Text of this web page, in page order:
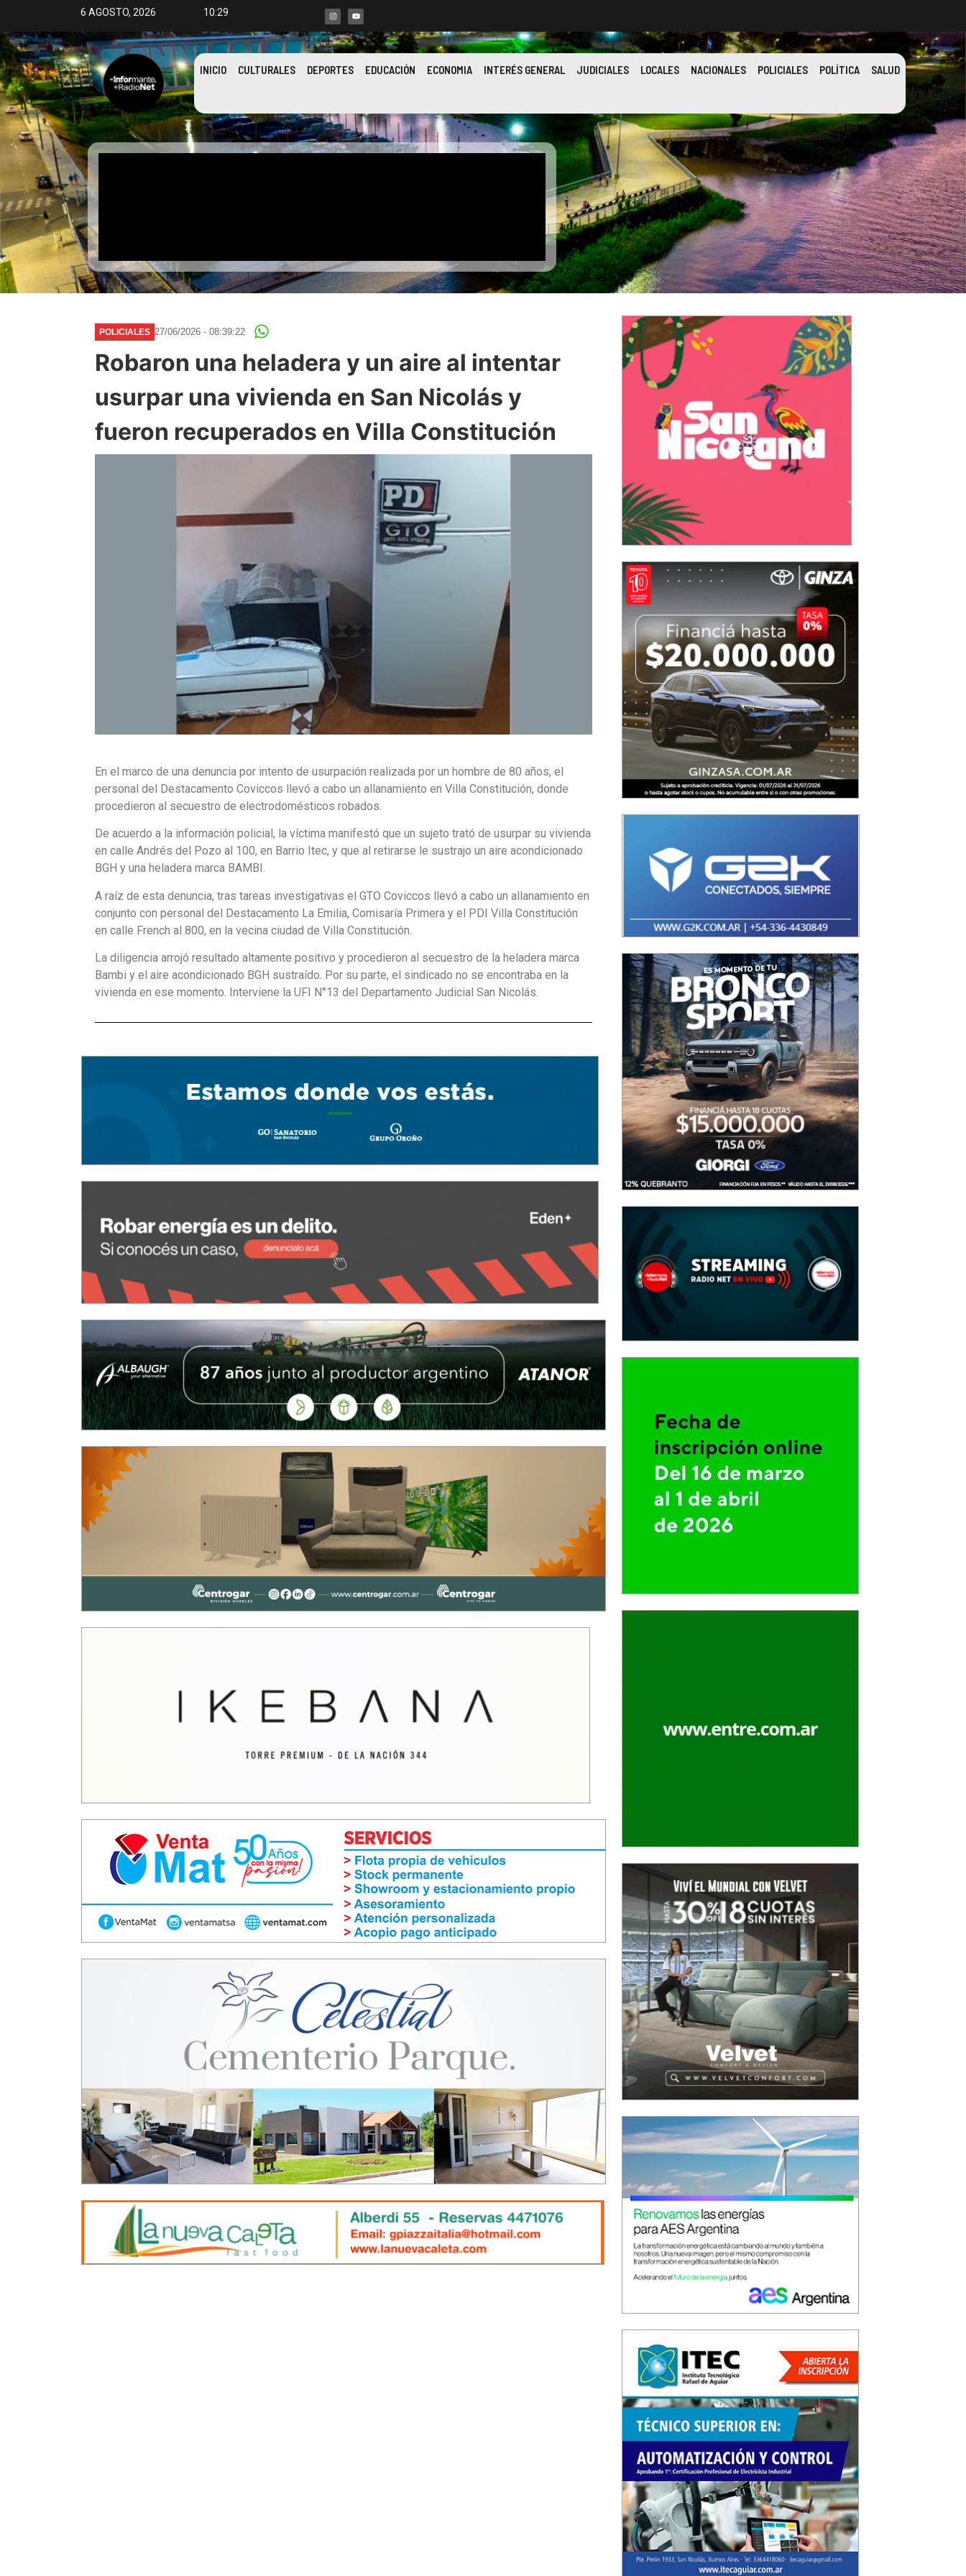
6 AGOSTO, 2026 10:29
INICIO CULTURALES DEPORTES EDUCACIÓN ECONOMIA INTERÉS GENERAL JUDICIALES LOCALES NACIONALES POLICIALES POLÍTICA SALUD
POLICIALES 27/06/2026 - 08:39:22
Robaron una heladera y un aire al intentar
usurpar una vivienda en San Nicolás y
fueron recuperados en Villa Constitución
En el marco de una denuncia por intento de usurpación realizada por un hombre de 80 años, el
personal del Destacamento Coviccos llevó a cabo un allanamiento en Villa Constitución, donde
procedieron al secuestro de electrodomésticos robados.
De acuerdo a la información policial, la víctima manifestó que un sujeto trató de usurpar su vivienda
en calle Andrés del Pozo al 100, en Barrio Itec, y que al retirarse le sustrajo un aire acondicionado
BGH y una heladera marca BAMBI.
A raíz de esta denuncia, tras tareas investigativas el GTO Coviccos llevó a cabo un allanamiento en
conjunto con personal del Destacamento La Emilia, Comisaría Primera y el PDI Villa Constitución
en calle French al 800, en la vecina ciudad de Villa Constitución.
La diligencia arrojó resultado altamente positivo y procedieron al secuestro de la heladera marca
Bambi y el aire acondicionado BGH sustraído. Por su parte, el sindicado no se encontraba en la
vivienda en ese momento. Interviene la UFI N°13 del Departamento Judicial San Nicolás.